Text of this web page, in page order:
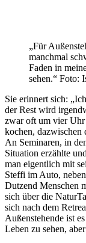
„Für
manchmal
Faden in
sehen.“ Foto:
Sie erinnert sich:
der Rest wird
zwar oft um vier Uhr
kochen, dazwischen
An Seminaren, in
Situation erzählte
man eigentlich mit
Steffi im Auto,
Dutzend Menschen
sich über die
sich nach dem
Außenstehende ist
Leben zu sehen,